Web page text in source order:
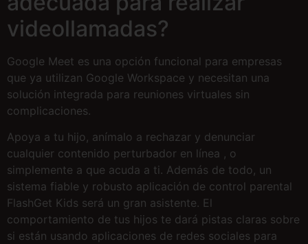
videollamadas?
Google Meet es una opción funcional para empresas
que ya utilizan Google Workspace y necesitan una
solución integrada para reuniones virtuales sin
complicaciones.
Apoya a tu hijo, anímalo a rechazar y denunciar
cualquier contenido perturbador en línea , o
simplemente a que acuda a ti. Además de todo, un
sistema fiable y robusto aplicación de control parental
FlashGet Kids será un gran asistente. El
comportamiento de tus hijos te dará pistas claras sobre
si están usando aplicaciones de redes sociales para